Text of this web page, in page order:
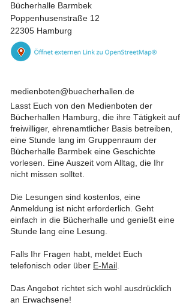
Bücherhalle Barmbek
Poppenhusenstraße 12
22305 Hamburg
medienboten@buecherhallen.de
Lasst Euch von den Medienboten der
Bücherhallen Hamburg, die ihre Tätigkeit auf
freiwilliger, ehrenamtlicher Basis betreiben,
eine Stunde lang im Gruppenraum der
Bücherhalle Barmbek eine Geschichte
vorlesen. Eine Auszeit vom Alltag, die Ihr
nicht missen solltet.
Die Lesungen sind kostenlos, eine
Anmeldung ist nicht erforderlich. Geht
einfach in die Bücherhalle und genießt eine
Stunde lang eine Lesung.
Falls Ihr Fragen habt, meldet Euch
telefonisch oder über E-Mail
Das Angebot richtet sich wohl ausdrücklich
an Erwachsene!